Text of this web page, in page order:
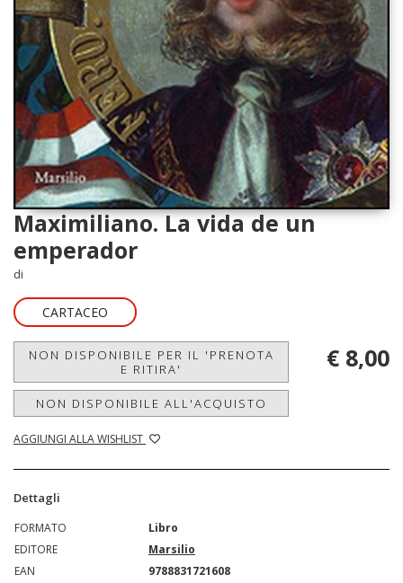
Maximiliano. La vida de un
emperador
di
CARTACEO
NON DISPONIBILE PER IL 'PRENOTA
E RITIRA'
NON DISPONIBILE ALL'ACQUISTO
AGGIUNGI ALLA WISHLIST
€ 8,00
Dettagli
FORMATO
Libro
EDITORE
Marsilio
EAN
9788831721608